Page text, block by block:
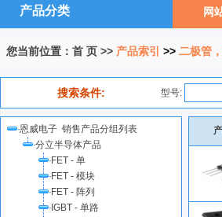
产品分类 网
您当前位置： 首 页 >> 产品索引 >> 二极管
搜索条件: 型号:
恩威电子 销售产品分组列表
分立半导体产品
FET - 单
FET - 模块
FET - 阵列
IGBT - 单路